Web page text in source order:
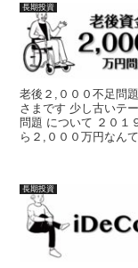
長期投資
老後２,０００不足問
さまです 少し古いテ
問題 について ２０１
ら２,０００万円なん
長期投資